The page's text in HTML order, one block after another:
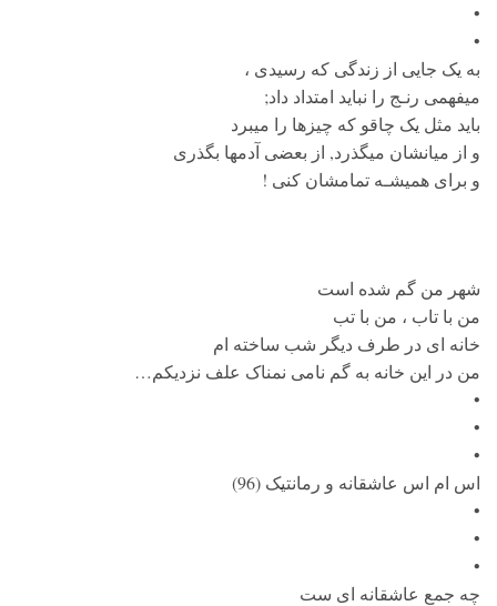
•
•
به یک جایی از زندگی که رسیدی ،
میفهمی رنـج را نباید امتداد داد;
باید مثل یک چاقو که چیزها را میبرد
و از میانشان میگذرد, از بعضی آدمها بگذری
و برای همیشـه تمامشان کنی !
شهر من گم شده است
من با تاب ، من با تب
خانه ای در طرف دیگر شب ساخته ام
من در این خانه به گم نامی نمناک علف نزدیکم…
•
•
•
اس ام اس عاشقانه و رمانتیک (96)
•
•
•
چه جمع عاشقانه ای ست